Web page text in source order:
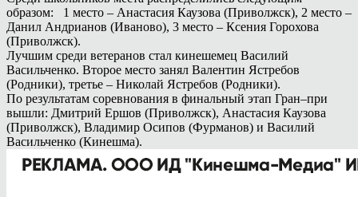
образом: 1 место – Анастасия Каузова (Приволжск), 2 место –
Данил Андрианов (Иваново), 3 место – Ксения Горохова
(Приволжск).
Лучшим среди ветеранов стал кинешемец Василий
Васильченко. Второе место занял Валентин Ястребов
(Родники), третье – Николай Ястребов (Родники).
По результатам соревнования в финальный этап Гран–при
вышли: Дмитрий Ершов (Приволжск), Анастасия Каузова
(Приволжск), Владимир Осипов (Фурманов) и Василий
Васильченко (Кинешма).